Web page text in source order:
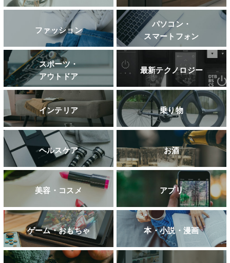
ファッション
パソコン・
スマートフォン
スポーツ・
アウトドア
最新テクノロジー
インテリア 乗り物
ヘルスケア お酒
美容・コスメ アプリ
ゲーム・おもちゃ 本・小説・漫画